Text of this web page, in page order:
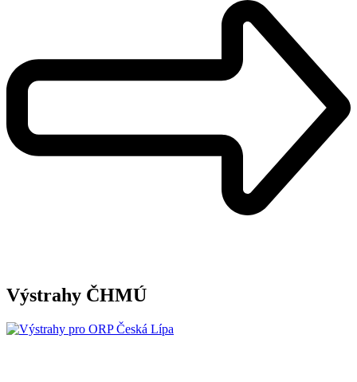
Výstrahy ČHMÚ